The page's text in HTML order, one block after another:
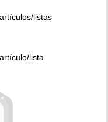
listas
lista